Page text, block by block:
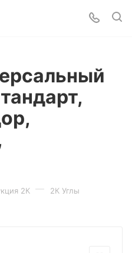
2К — 2К Углы